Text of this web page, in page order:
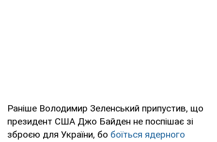
Раніше Володимир Зеленський припустив, що
президент США Джо Байден не поспішає зі
зброєю для України, бо боїться ядерного